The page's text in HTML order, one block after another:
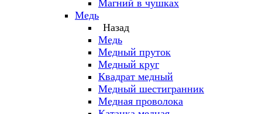
Магний в чушках
Медь
Назад
Медь
Медный пруток
Медный круг
Квадрат медный
Медный шестигранник
Медная проволока